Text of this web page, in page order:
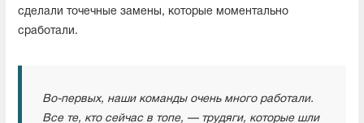
сделали точечные замены, которые моментально
сработали.
Во-первых, наши команды очень много работали.
Все те, кто сейчас в топе, — трудяги, которые шли